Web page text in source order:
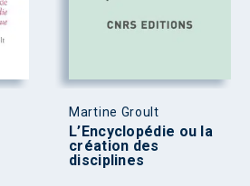
Martine Groult
L’Encyclopédie ou la
création des
disciplines